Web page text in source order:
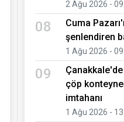
2 Ağu 2026 -
08
Cuma
şenlendiren
1 Ağu 2026 -
09
çöp
imtahanı
1 Ağu 2026 -